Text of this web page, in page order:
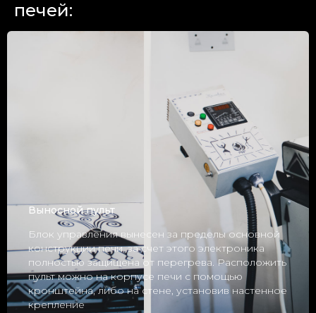
печей:
Выносной пульт
Блок управления вынесен за пределы основной
конструкции печи, за счет этого электроника
полностью защищена от перегрева. Расположить
пульт можно на корпусе печи с помощью
кронштейна, либо на стене, установив настенное
крепление